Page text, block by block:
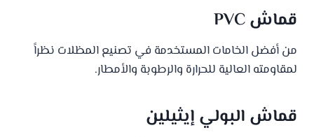
قماش PVC
من أفضل الخامات المستخدمة في تصنيع المظلات نظراً
لمقاومته العالية للحرارة والرطوبة والأمطار.
قماش البولي إيثيلين